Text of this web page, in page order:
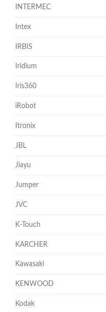
INTERMEC
Intex
IRBIS
Iridium
Iris360
iRobot
Itronix
JBL
Jiayu
Jumper
JVC
K-Touch
KARCHER
Kawasaki
KENWOOD
Kodak